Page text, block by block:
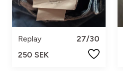
Replay
27/30
250 SEK